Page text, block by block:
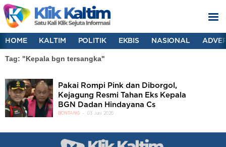
HOME KALTIM POLITIK EKBIS NASIONAL
Tag: "Kepala bgn tersangka"
Pakai Rompi Pink dan Diborgol,
Kejagung Resmi Tahan Eks Kepala
BGN Dadan Hindayana Cs
BONTANG 03 Juni 2026